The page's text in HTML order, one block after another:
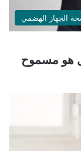
الجهاز الهضمي
هو مسموح